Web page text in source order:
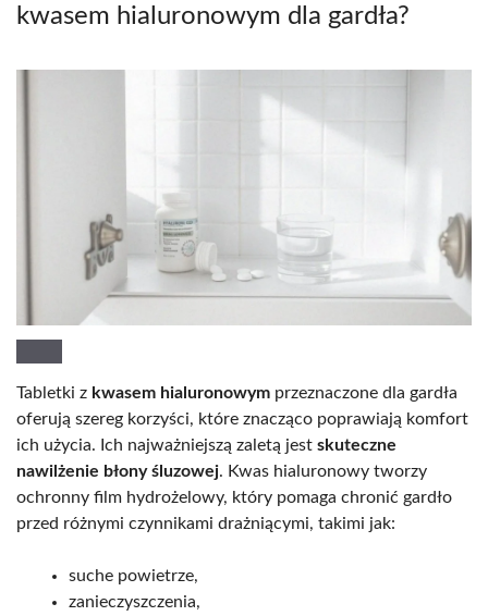
kwasem hialuronowym dla gardła?
Tabletki z kwasem hialuronowym przeznaczone dla gardła
oferują szereg korzyści, które znacząco poprawiają komfort
ich użycia. Ich najważniejszą zaletą jest skuteczne
nawilżenie błony śluzowej. Kwas hialuronowy tworzy
ochronny film hydrożelowy, który pomaga chronić gardło
przed różnymi czynnikami drażniącymi, takimi jak:
suche powietrze,
zanieczyszczenia,